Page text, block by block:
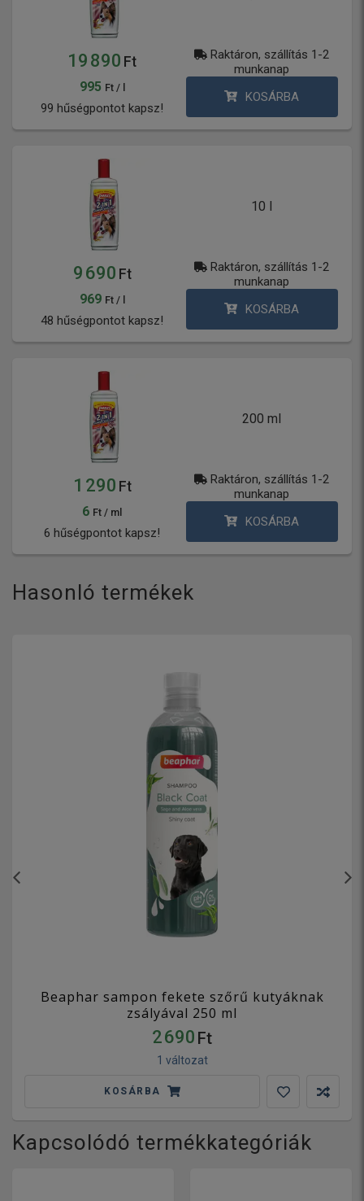
19 890 Ft
995 Ft / l
99 hűségpontot kapsz!
Raktáron, szállítás 1-2
munkanap
KOSÁRBA
10 l
9 690 Ft
969 Ft / l
48 hűségpontot kapsz!
Raktáron, szállítás 1-2
munkanap
KOSÁRBA
200 ml
1 290 Ft
6 Ft / ml
6 hűségpontot kapsz!
Raktáron, szállítás 1-2
munkanap
KOSÁRBA
Hasonló termékek
Beaphar sampon fekete szőrű kutyáknak
zsályával 250 ml
2 690 Ft
1 változat
KOSÁRBA
Kapcsolódó termékkategóriák